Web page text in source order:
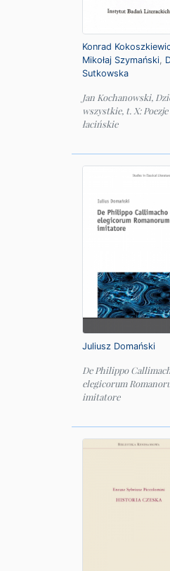
Konrad
Mikołaj Szymański,
Sutkowska
Jan Kochanowski,
wszystkie, t. X: Poezje
łacińskie
Juliusz Domański
De Philippo
elegicorum
imitatore